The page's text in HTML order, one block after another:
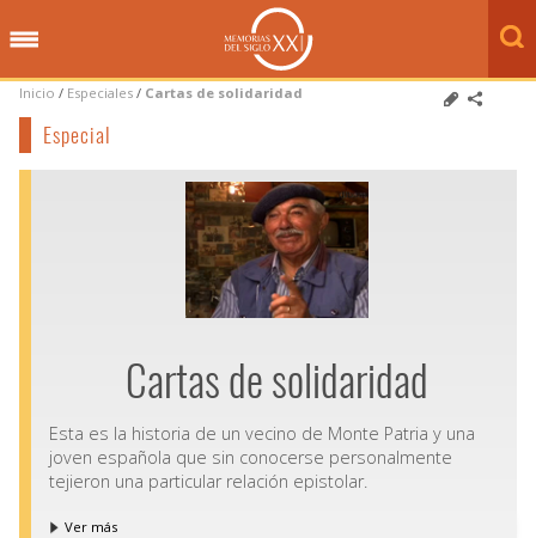
Inicio / Especiales / Cartas de solidaridad
Especial
Cartas de solidaridad
Esta es la historia de un vecino de Monte Patria y una
joven española que sin conocerse personalmente
tejieron una particular relación epistolar.
Ver más